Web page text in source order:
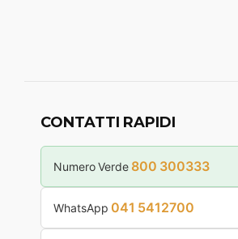
CONTATTI RAPIDI
Numero Verde 800 300333
WhatsApp 041 5412700